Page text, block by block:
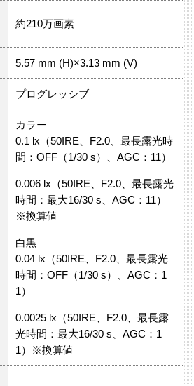
約210万画素
5.57 mm (H)×3.13 mm (V)
プログレッシブ
カラー
0.1 lx（50IRE、F2.0、最長露光時
間：OFF（1/30 s）、AGC：11）
0.006 lx（50IRE、F2.0、最長露光
時間：最大16/30 s、AGC：11）
※換算値
白黒
0.04 lx（50IRE、F2.0、最長露光
時間：OFF（1/30 s）、AGC：1
1）
0.0025 lx（50IRE、F2.0、最長露
光時間：最大16/30 s、AGC：1
1）※換算値